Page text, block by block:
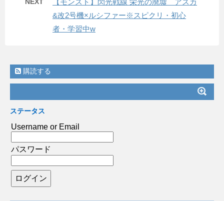
&改2号機×ルシファー※スピクリ・初心
者・学習中w
購読する
ステータス
Username or Email
パスワード